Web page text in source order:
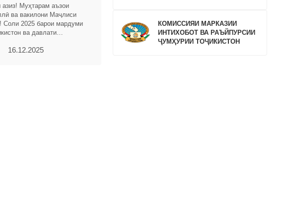
азиз! Муҳтарам аъзои
ва вакилони Маҷлиси
Соли 2025 барои мардуми
ва давлати
16.12.2025
КОМИССИЯИ МАРКАЗИИ
ИНТИХОБОТ ВА РАЪЙПУРСИИ
ҶУМҲУРИИ ТОҶИКИСТОН